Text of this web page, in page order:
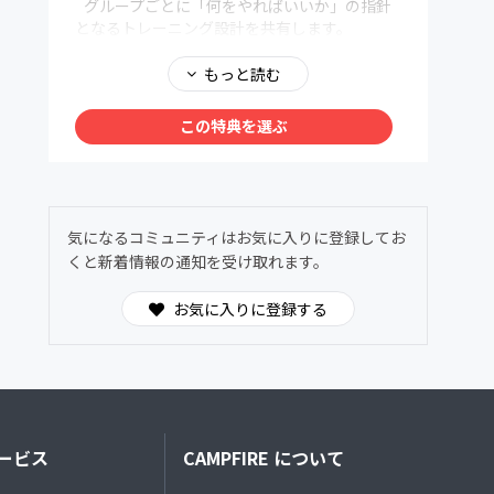
⑦練習会 / イベント（不定期、参加費別途）
ントを開催予定。
⑧トレーニングサポート（希望者・別料金）
・プライベートレッスン
などのサポートも提供予定。
グループごとに「何をやればいいか」の指針
となるトレーニング設計を共有します。
ゾーンの割合、今月のテーマ、推奨練習例など
を提示します。
メニューを与えるのではなく、自分で考えて
組み立てるための指針を提供します。
のトレーニングログを公開。
週ごとのメニュー、トレーニング時間、当時考
えていたことなど、試行錯誤のプロセスを見る
ことができます。
④トレーニングメソッド / トライアスロン
もっと読む
この特典を選ぶ
気になるコミュニティはお気に入りに登録してお
くと新着情報の通知を受け取れます。
お気に入りに登録する
ビス CAMPFIRE について